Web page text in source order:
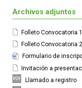
Archivos adjuntos
Folleto Convocatoria 1
Folleto Convocatoria 2
Formulario de
Invitación a
Llamado a registro